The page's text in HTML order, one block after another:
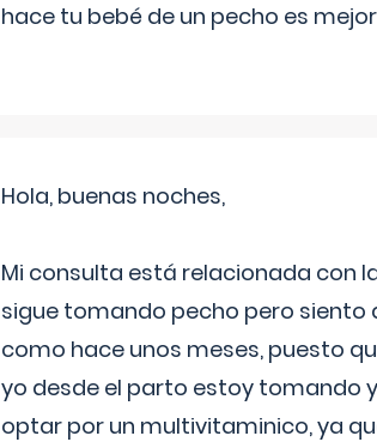
hace tu bebé de un pecho es
Hola, buenas noches,
Mi consulta está relacionada con
sigue tomando pecho pero siento
como hace unos meses, puesto
yo desde el parto estoy tomando
optar por un multivitaminico, ya